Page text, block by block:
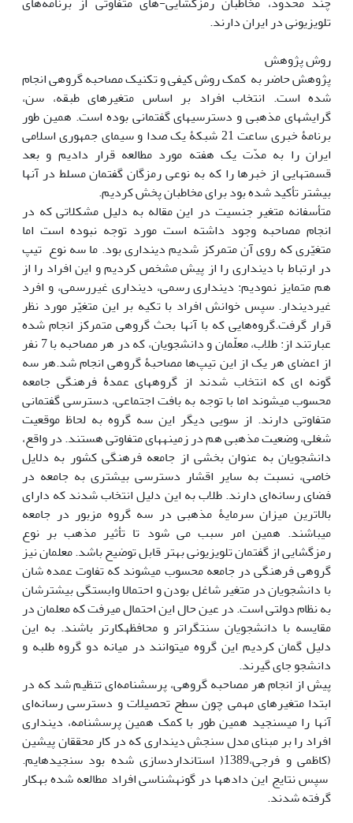
تلویزیونی در ایران دارند.
روش پژوهش
پژوهش حاضر به کمک روش کیفی و تکنیک مصاحبه گروهی انجام
شده است. انتخاب افراد بر اساس متغیرهای طبقه، سن،
گرایش‏های مذهبی و دسترسی‎های گفتمانی بوده است. همین طور
برنامۀ خبری ساعت 21 شبکۀ یک صدا و سیمای جمهوری اسلامی
ایران را به مدّت یک هفته مورد مطالعه قرار دادیم و بعد
بیشتر تأکید شده بود برای مخاطبان پخش کردیم.
متأسفانه متغیر جنسیت در این مقاله به‎ دلیل مشکلاتی که در
انجام مصاحبه وجود داشته است مورد توجه نبوده است اما
متغیّری که روی آن متمرکز شدیم دین‏داری بود. ما سه نوع تیپ
در ارتباط با دین‏داری را از پیش مشخص کردیم و این افراد را از
هم متمایز نمودیم: دین‏داری رسمی، دین‏داری غیررسمی، و افرد
غیردین‎دار. سپس خوانش افراد با تکیه بر این متغیّر مورد نظر
قرار گرفت.گروه‌هایی که با آن‏ها‎ بحث گروهی متمرکز انجام شده
عبارتند از: طلاب، معلّمان و دانشجویان، که در هر مصاحبه با 7 نفر
از اعضای هر یک از این تیپ‌ها مصاحبۀ گروهی انجام شد.هر سه
گونه ای که انتخاب شدند از گروه‏های عمدۀ فرهنگی جامعه
محسوب می‏‎شوند اما با توجه به بافت اجتماعی، دسترسی گفتمانی
متفاوتی دارند. از سویی دیگر این سه گروه به لحاظ موقعیت
شغلی، وضعیت مذهبی هم در زمینه‎های متفاوتی هستند. در واقع،
دانشجویان به عنوان بخشی از جامعه فرهنگی کشور به دلایل
خاصی، نسبت به سایر اقشار دسترسی بیشتری به جامعه در
فضای رسانه‌ای دارند. طلاب به این دلیل انتخاب شدند که دارای
بالاترین میزان سرمایۀ ‎مذهبی در سه گروه مزبور در جامعه
می‎باشند. همین امر سبب می شود تا تأثیر مذهب بر نوع
رمزگشایی از گفتمان تلویزیونی بهتر قابل توضیح باشد. معلمان نیز
گروهی فرهنگی در جامعه محسوب می‏‎شوند که تفاوت عمده شان
با دانشجویان در متغیر شاغل بودن و احتمالا وابستگی بیشترشان
به نظام دولتی است. در عین حال این احتمال می‏‎رفت که معلمان در
مقایسه با دانشجویان سنت‎گراتر و محافظه‎کارتر باشند. به این
دلیل گمان کردیم این گروه می‎توانند در میانه دو گروه طلبه و
دانشجو جای گیرند.
پیش از انجام هر مصاحبه گروهی، پرسشنامه‌ای تنظیم شد که در
ابتدا متغیرهای مهمی چون سطح تحصیلات و دسترسی رسانه‌ای
آن‏ها‎ را می‏‎سنجید همین طور با کمک همین پرسشنامه، دین‏داری
افراد را بر مبنای مدل سنجش دین‏داری که در کار محققان پیشین
(کاظمی و فرجی،1389( استانداردسازی شده بود سنجیده‎ایم.
سپس نتایج این داده‏ها در گونه‎شناسی افراد مطالعه شده به‎کار
گرفته شدند.